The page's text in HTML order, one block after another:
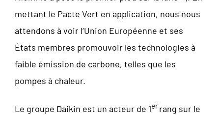
mettant le Pacte Vert en application, nous nous
attendons à voir l‘Union Européenne et ses
États membres promouvoir les technologies à
faible émission de carbone, telles que les
pompes à chaleur.
Le groupe Daikin est un acteur de 1errang sur le